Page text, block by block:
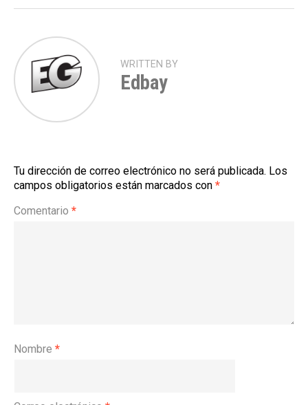
WRITTEN BY
Edbay
Tu dirección de correo electrónico no será publicada. Los
campos obligatorios están marcados con *
Comentario *
Nombre *